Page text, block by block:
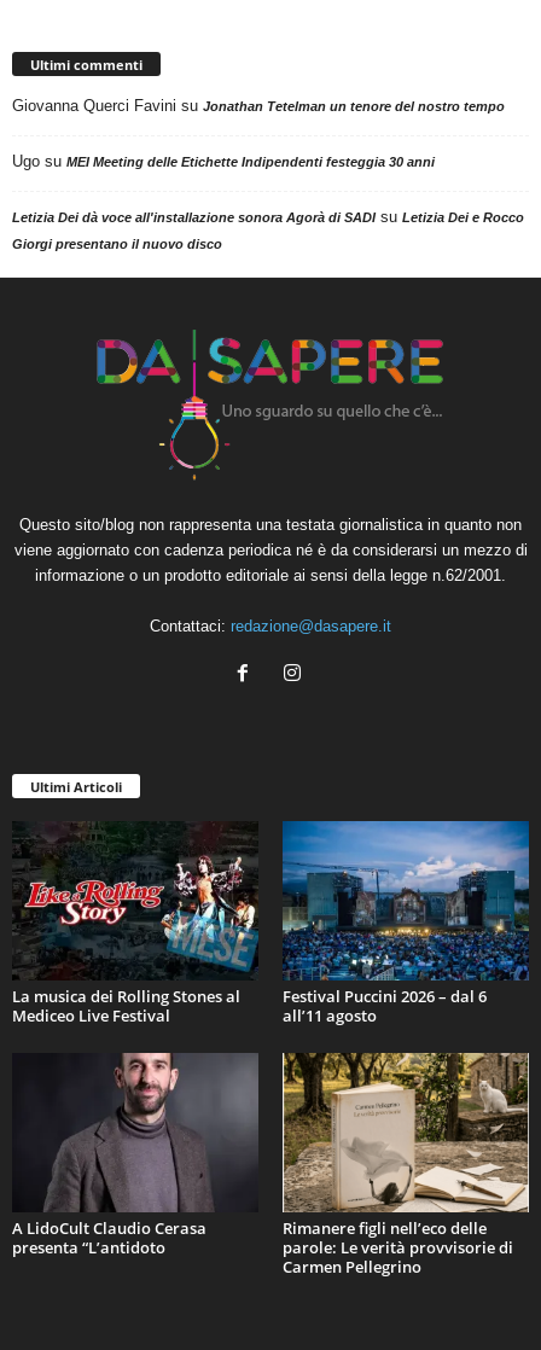
Ultimi commenti
Giovanna Querci Favini su Jonathan Tetelman un tenore del nostro tempo
Ugo su MEI Meeting delle Etichette Indipendenti festeggia 30 anni
Letizia Dei dà voce all'installazione sonora Agorà di SADIsu Letizia Dei e Rocco
Giorgi presentano il nuovo disco
Questo sito/blog non rappresenta una testata giornalistica in quanto non
viene aggiornato con cadenza periodica né è da considerarsi un mezzo di
informazione o un prodotto editoriale ai sensi della legge n.62/2001.
Contattaci: redazione@dasapere.it
Ultimi Articoli
La musica dei Rolling Stones al
Mediceo Live Festival
Festival Puccini 2026 – dal 6
all’11 agosto
A LidoCult Claudio Cerasa
presenta “L’antidoto
Rimanere figli nell’eco delle
parole: Le verità provvisorie di
Carmen Pellegrino